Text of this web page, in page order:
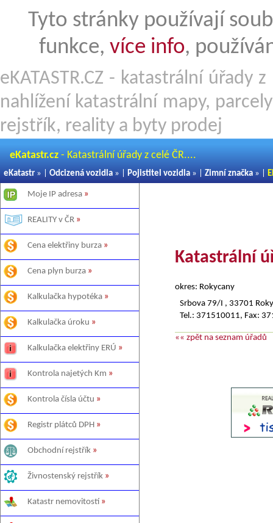
Tyto stránky používají
funkce,více info,
eKATASTR.CZ - katastrální úřady
nahlížení katastrální mapy,
rejstřík, reality a byty prodej
eKatastr.cz - Katastrální úřady z celé ČR....
eKatastr » | Odcizená vozidla » | Pojistitel vozidla » | Zimní značka » |
Moje IP adresa »
REALITY v ČR »
Cena elektřiny burza »
Cena plyn burza »
Kalkulačka hypotéka »
Kalkulačka úroku »
Kalkulačka elektřiny ERÚ »
Kontrola najetých Km »
Kontrola čísla účtu »
Registr plátců DPH »
Obchodní rejstřík »
Živnostenský rejstřík »
Katastr nemovitostí »
Katastrální
okres: Rokycany
Srbova 79/I ,
Tel.: 371510011, Fax:
«« zpět na seznam úřadů